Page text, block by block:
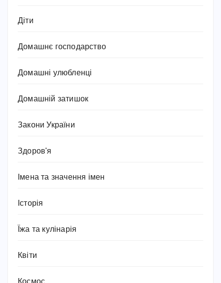
Діти
Домашнє господарство
Домашні улюбленці
Домашній затишок
Закони України
Здоров'я
Імена та значення імен
Історія
Їжа та кулінарія
Квіти